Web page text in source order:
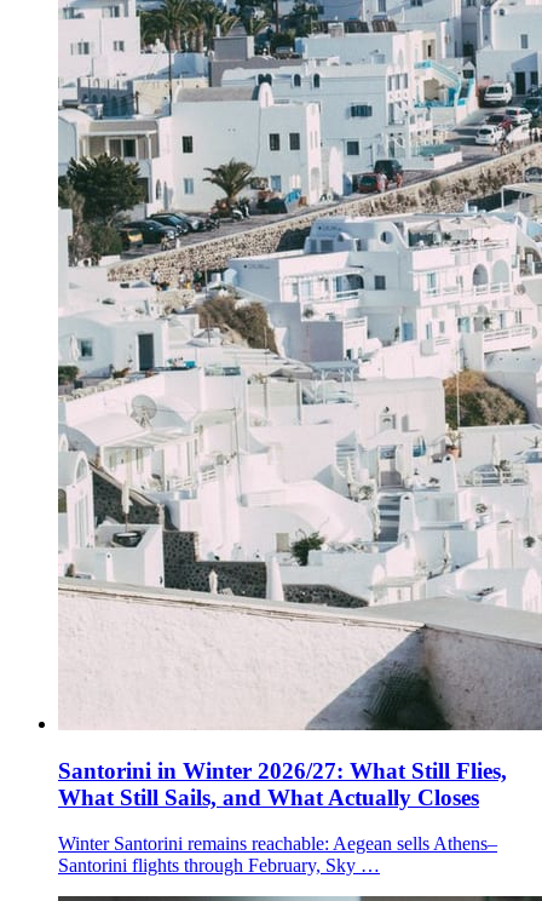
Santorini in Winter 2026/27: What Still Flies,
What Still Sails, and What Actually Closes
Winter Santorini remains reachable: Aegean sells Athens–
Santorini flights through February, Sky …